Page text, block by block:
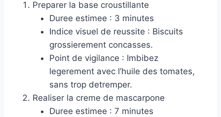
Preparer la base croustillante
Duree estimee : 3 minutes
Indice visuel de reussite : Biscuits
grossierement concasses.
Point de vigilance : Imbibez
legerement avec l’huile des tomates,
sans trop detremper.
Realiser la creme de mascarpone
Duree estimee : 7 minutes